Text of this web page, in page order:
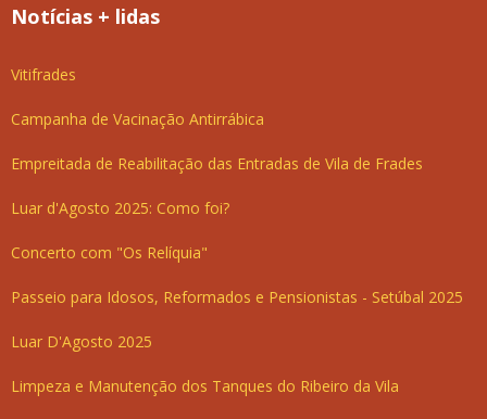
Notícias + lidas
Vitifrades
Campanha de Vacinação Antirrábica
Empreitada de Reabilitação das Entradas de Vila de Frades
Luar d'Agosto 2025: Como foi?
Concerto com "Os Relíquia"
Passeio para Idosos, Reformados e Pensionistas - Setúbal 2025
Luar D'Agosto 2025
Limpeza e Manutenção dos Tanques do Ribeiro da Vila